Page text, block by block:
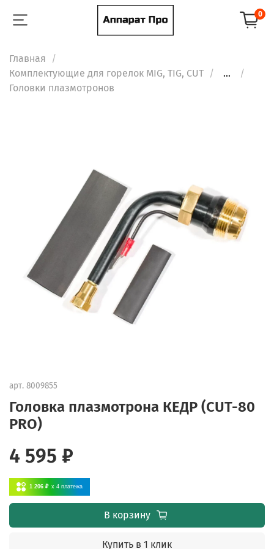
0
Главная
Комплектующие для горелок MIG, TIG, CUT
...
Головки плазмотронов
арт. 8009855
Головка плазмотрона КЕДР (CUT-80
PRO)
4 595 ₽
1 206 ₽ x 4 платежа
В корзину
Купить в 1 клик